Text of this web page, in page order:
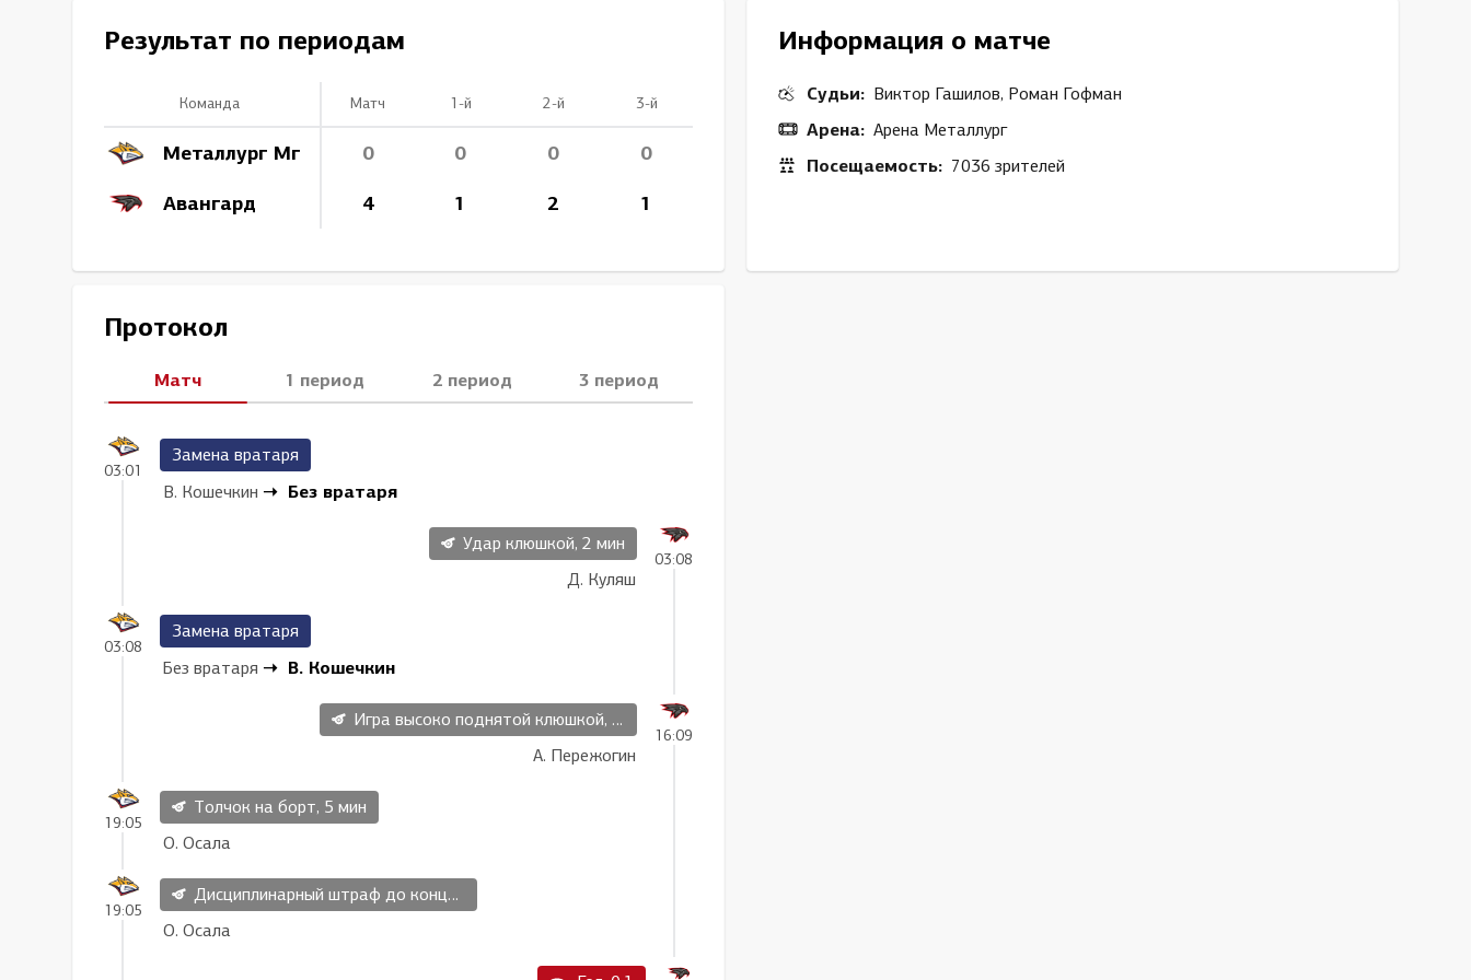
Северсталь
Результат по периодам
Команда Матч 1-й 2-й 3-й
Металлург Мг 0 0 0
0
Авангард
4 1 2 1
Протокол
Матч 1 период 2 период 3 период
03:01
Замена вратаря
В. Кошечкин
Без вратаря
03:08
Удар клюшкой, 2 мин
Д. Куляш
03:08
Замена вратаря
Без вратаря
В. Кошечкин
16:09
Игра высоко поднятой клюшкой, 2 мин
А. Пережогин
19:05
Толчок на борт, 5 мин
О. Осала
19:05
Дисциплинарный штраф до конца матча, 20 мин
О. Осала
Информация о матче
Судьи: Виктор Гашилов, Роман Гофман
Арена: Арена Металлург
Посещаемость: 7036 зрителей